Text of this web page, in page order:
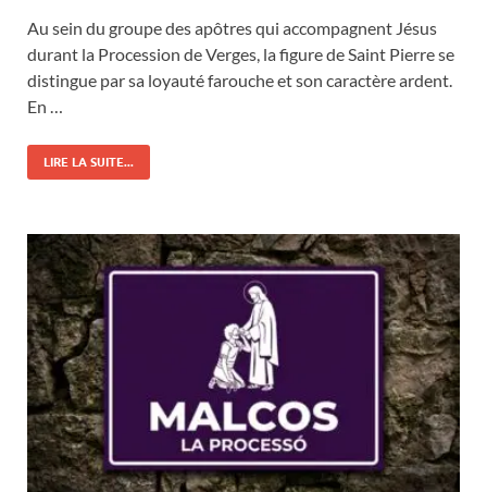
Au sein du groupe des apôtres qui accompagnent Jésus
durant la Procession de Verges, la figure de Saint Pierre se
distingue par sa loyauté farouche et son caractère ardent.
En …
LIRE LA SUITE...